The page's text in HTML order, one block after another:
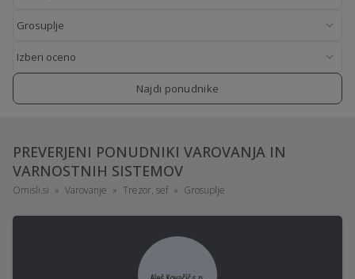
Najdi ponudnike
PREVERJENI PONUDNIKI VAROVANJA IN
VARNOSTNIH SISTEMOV
Omisli.si Varovanje Trezor, sef Grosuplje